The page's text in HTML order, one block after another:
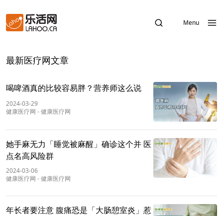
Menu
最新医疗网文章
喝啤酒真的比较容易胖？营养师这么说
2024-03-29
健康医疗网 -健康医疗网
她手麻无力「睡觉被麻醒」确诊这个并 医
点名高风险群
2024-03-06
健康医疗网 -健康医疗网
年长者要注意 腹痛恐是「大肠憩室炎」惹